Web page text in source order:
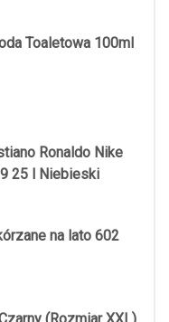
Toaletowa 100ml
Ronaldo Nike
25 l Niebieski
na lato 602